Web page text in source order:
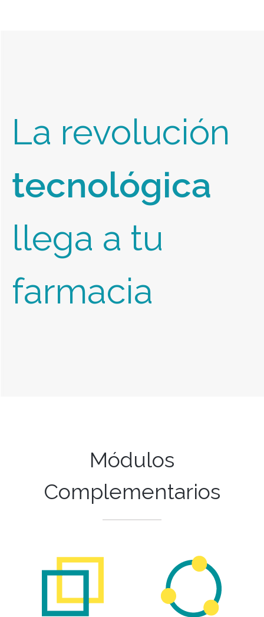
La revolución
tecnológica
llega a tu
farmacia
Módulos
Complementarios